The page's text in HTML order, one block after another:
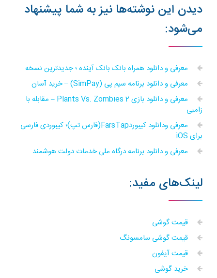
دیدن این نوشته‌ها نیز به شما پیشنهاد
می‌شود:
معرفی و دانلود همراه بانک بانک آینده ؛ جدیدترین نسخه
معرفی و دانلود برنامه سیم پی (SimPay) – خرید آسان
معرفی و دانلود بازی Plants Vs. Zombies 2 – مقابله با
زامبی
معرفی ودانلود کیبوردFarsTap(فارس تپ)؛ کیبوردی فارسی
برای iOS
معرفی و دانلود برنامه درگاه ملی خدمات دولت هوشمند
لینک‌های مفید:
قیمت گوشی
قیمت گوشی سامسونگ
قیمت آیفون
خرید گوشی